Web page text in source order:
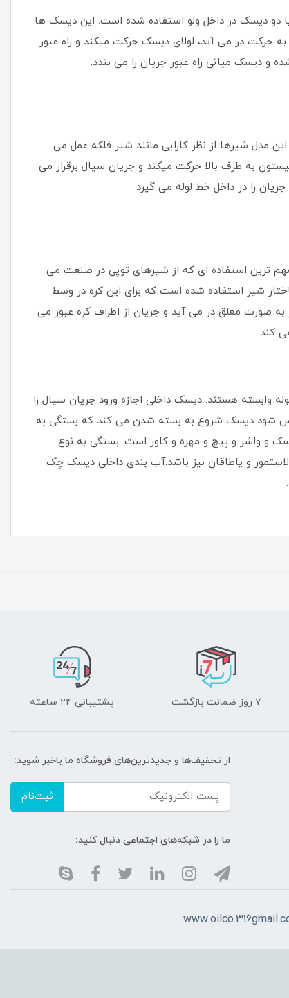
دو دیسک در داخل ولو استفاده شده است. این دیسک ها
در می آید، لولای دیسک حرکت میکند و راه عبور
و دیسک میانی راه عبور جریان را می بندد.
مدل شیرها از نظر کارایی مانند شیر فلکه عمل می
به طرف بالا حرکت میکند و جریان سیال برقرار می
را در داخل خط لوله می گیرد
ترین استفاده ای که از شیرهای توپی در صنعت می
شیر استفاده شده است که برای این کره در وسط
صورت معلق در می آید و جریان از اطراف کره عبور می
کند.
هستند. دیسک داخلی اجازه ورود جریان سیال را
شود دیسک شروع به بسته شدن می کند که بستگی به
و واشر و پیچ و مهره و کاور است. بستگی به نوع
و یاطاقان نیز باشد.آب بندی داخلی دیسک چک
۷ روز ضمانت بازگشت پشتیبانی ۲۴ ساعته
از تخفیف‌ها و جدیدترین‌های فروشگاه ما باخبر شوید:
ثبت‌نام
ما را در شبکه‌های اجتماعی دنبال کنید: